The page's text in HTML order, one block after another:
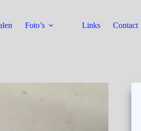
Foto’s Links Contact